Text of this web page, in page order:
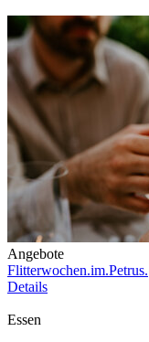
Angebote
Flitterwochen.im.Petrus.
Details
Essen